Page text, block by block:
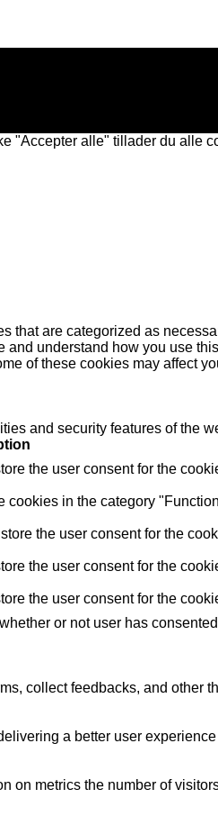
"Accepter alle" tillader du alle
that are categorized as
understand how you use
of these cookies may affect
and security features of the
the user consent for the
cookies in the category
the user consent for the
the user consent for the
the user consent for the
or not user has
collect feedbacks, and other
a better user
metrics the number of